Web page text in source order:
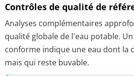
Contrôles de qualité de
Analyses complémentaires
qualité globale de l'eau potable.
conforme indique une eau dont la
mais qui reste buvable.